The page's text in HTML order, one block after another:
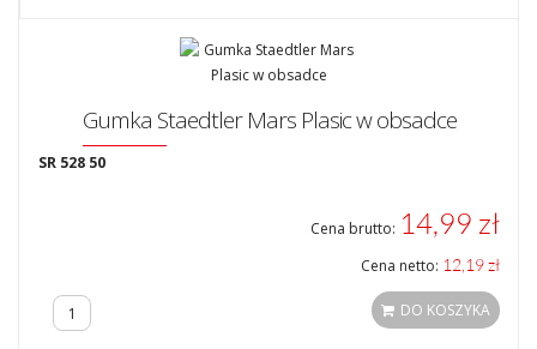
Gumka Staedtler Mars Plasic w obsadce
SR 528 50
Cena brutto: 14,99 zł
Cena netto: 12,19 zł
DO KOSZYKA